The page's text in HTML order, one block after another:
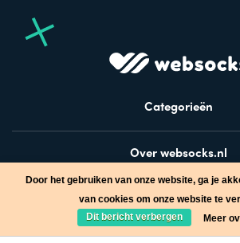
Categorieën
Over websocks.nl
Bezoek ook
Door het gebruiken van onze website, ga je
van cookies om onze website te
Dit bericht verbergen
Meer